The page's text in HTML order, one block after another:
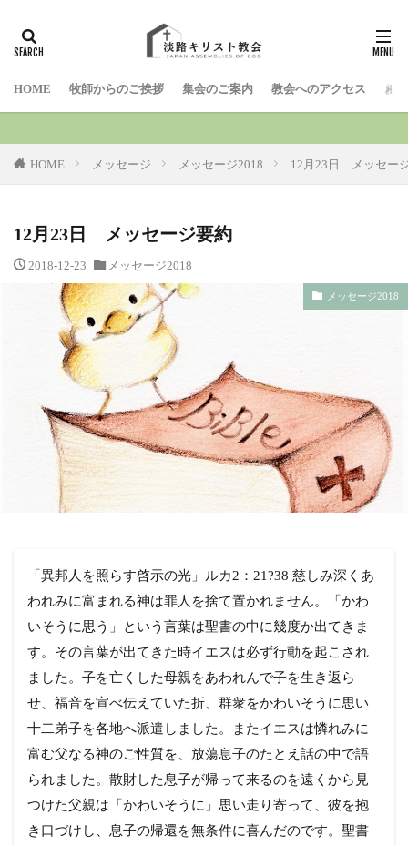
HOME 牧師からのご挨拶 集会のご案内 教会へのアクセス お
HOME メッセージ メッセージ2018 12月23日 メッセー
12月23日 メッセージ要約
2018-12-23 メッセージ2018
メッセージ2018
「異邦人を照らす啓示の光」ルカ2：21?38 慈しみ深くあ
われみに富まれる神は罪人を捨て置かれません。「かわ
いそうに思う」という言葉は聖書の中に幾度か出てきま
す。その言葉が出てきた時イエスは必ず行動を起こされ
ました。子を亡くした母親をあわれんで子を生き返ら
せ、福音を宣べ伝えていた折、群衆をかわいそうに思い
十二弟子を各地へ派遣しました。またイエスは憐れみに
富む父なる神のご性質を、放蕩息子のたとえ話の中で語
られました。散財した息子が帰って来るのを遠くから見
つけた父親は「かわいそうに」思い走り寄って、彼を抱
き口づけし、息子の帰還を無条件に喜んだのです。聖書
検索